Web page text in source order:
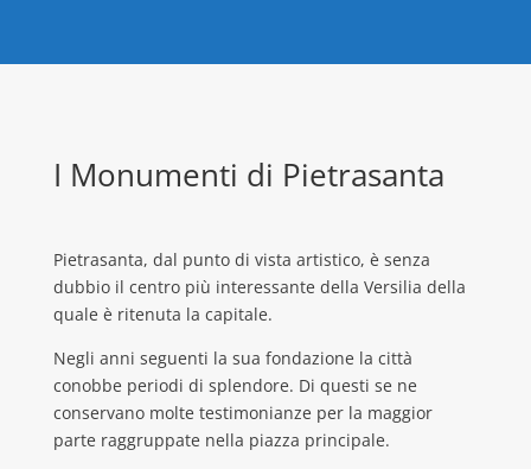
I Monumenti di Pietrasanta
Pietrasanta, dal punto di vista artistico, è senza
dubbio il centro più interessante della Versilia della
quale è ritenuta la capitale.
Negli anni seguenti la sua fondazione la città
conobbe periodi di splendore. Di questi se ne
conservano molte testimonianze per la maggior
parte raggruppate nella piazza principale.